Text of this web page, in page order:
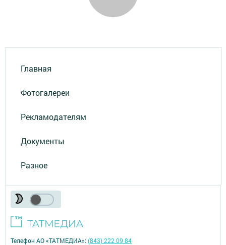
Главная
Фотогалереи
Рекламодателям
Документы
Разное
Телефон АО «ТАТМЕДИА»:(843) 222 09 84